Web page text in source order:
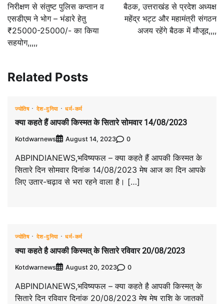
निरीक्षण से संतुष्ट पुलिस कप्तान व
एसडीएम ने भोग – भंडारे हेतु
₹25000-25000/- का किया
सहयोग,,,,,
बैठक, उत्तराखंड से प्रदेश अध्यक्ष
महेंद्र भट्ट और महामंत्री संगठन
अजय रहेंगे बैठक में मौजूद,,,,
Related Posts
ज्योतिष देश-दुनिया धर्म-कर्म
क्या कहते हैं आपकी किस्मत के सितारे सोमवार 14/08/2023
Kotdwarnews August 14, 2023 0
ABPINDIANEWS,भविष्यफल – क्या कहते हैं आपकी किस्मत के
सितारे दिन सोमवार दिनांक 14/08/2023 मेष आज का दिन आपके
लिए उतार-चढ़ाव से भरा रहने वाला है। […]
ज्योतिष देश-दुनिया धर्म-कर्म
क्या कहते है आपकी किस्मत् के सितारे रविवार 20/08/2023
Kotdwarnews August 20, 2023 0
ABPINDIANEWS,भविष्यफल – क्या कहते है आपकी किस्मत् के
सितारे दिन रविवार दिनांक 20/08/2023 मेष मेष राशि के जातकों